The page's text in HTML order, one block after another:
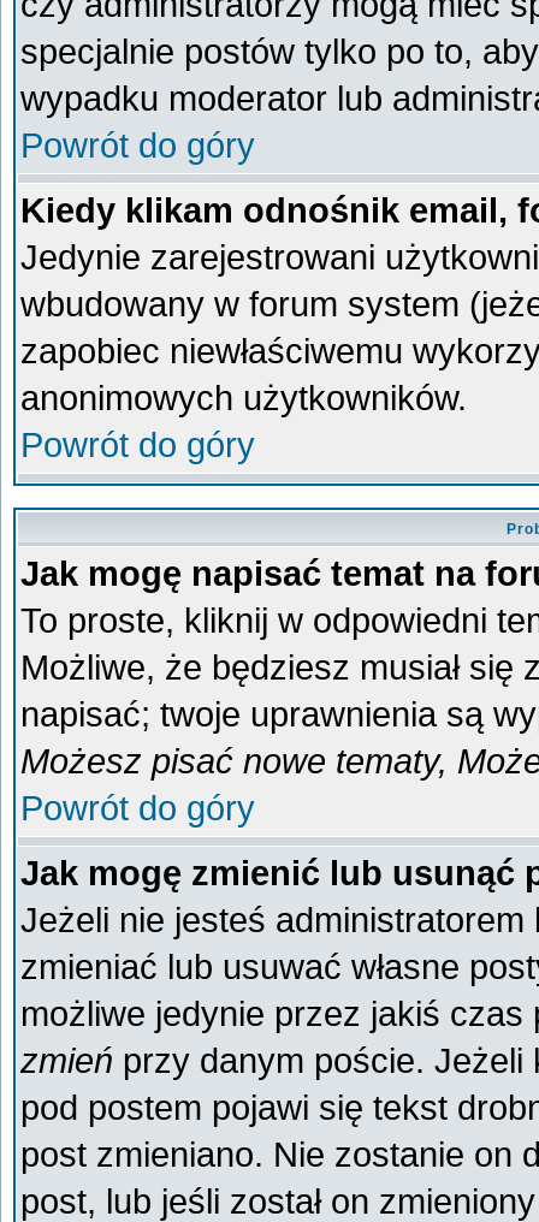
specjalnie postów tylko po to,
wypadku moderator lub
Powrót do góry
Kiedy klikam odnośnik email,
Jedynie zarejestrowani
wbudowany w forum system
zapobiec niewłaściwemu
anonimowych użytkowników.
Powrót do góry
Jak mogę napisać temat na
To proste, kliknij w odpowiedni
Możliwe, że będziesz musiał się
napisać; twoje uprawnienia są
Możesz pisać nowe tematy,
Powrót do góry
Jak mogę zmienić lub usunąć
Jeżeli nie jesteś
zmieniać lub usuwać własne
możliwe jedynie przez jakiś
zmień przy danym poście. Jeżeli
pod postem pojawi się tekst
post zmieniano. Nie zostanie on
post, lub jeśli został on